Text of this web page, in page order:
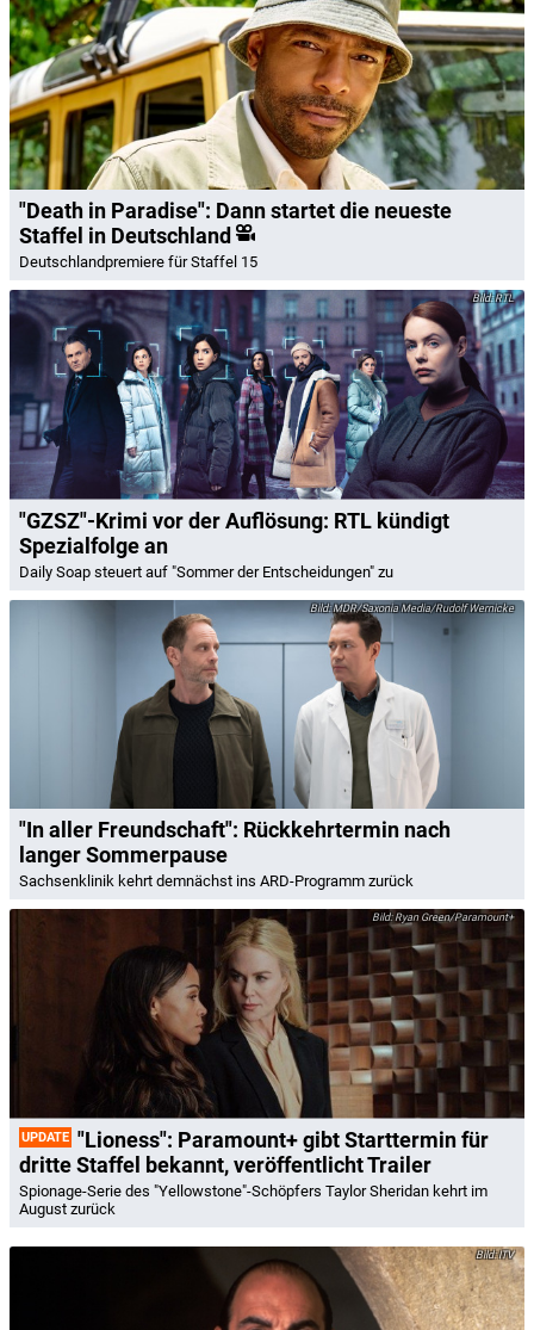
"Death in Paradise": Dann startet die neueste
Staffel in Deutschland
Deutschlandpremiere für Staffel 15
RTL
"GZSZ"-Krimi vor der Auflösung: RTL kündigt
Spezialfolge an
Daily Soap steuert auf "Sommer der Entscheidungen" zu
MDR/Saxonia Media/Rudolf Wernicke
"In aller Freundschaft": Rückkehrtermin nach
langer Sommerpause
Sachsenklinik kehrt demnächst ins ARD-Programm zurück
Ryan Green/Paramount+
UPDATE "Lioness": Paramount+ gibt Starttermin für
dritte Staffel bekannt, veröffentlicht Trailer
Spionage-Serie des "Yellowstone"-Schöpfers Taylor Sheridan kehrt im
August zurück
ITV